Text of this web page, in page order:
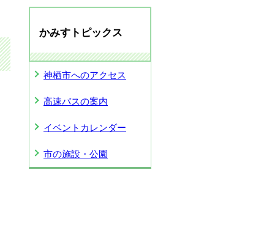
かみすトピックス
神栖市へのアクセス
高速バスの案内
イベントカレンダー
市の施設・公園